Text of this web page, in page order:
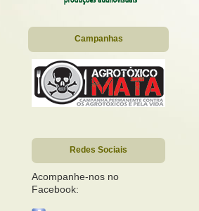
Campanhas
Redes Sociais
Acompanhe-nos no
Facebook: